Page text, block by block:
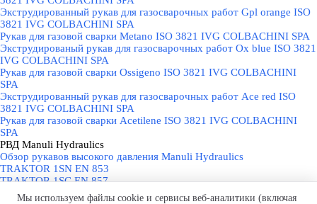
Экструдированный рукав для газосварочных работ Gpl orange ISO
3821 IVG COLBACHINI SPA
Рукав для газовой сварки Metano ISO 3821 IVG COLBACHINI SPA
Экструдированый рукав для газосварочных работ Ox blue ISO 3821
IVG COLBACHINI SPA
Рукав для газовой сварки Ossigeno ISO 3821 IVG COLBACHINI
SPA
Экструдированный рукав для газосварочных работ Ace red ISO
3821 IVG COLBACHINI SPA
Рукав для газовой сварки Acetilene ISO 3821 IVG COLBACHINI
SPA
РВД Manuli Hydraulics
Обзор рукавов высокого давления Manuli Hydraulics
TRAKTOR 1SN EN 853
TRAKTOR 1SС EN 857
TRAKTOR 2SN EN 853
Мы используем файлы cookie и сервисы веб-аналитики (включая